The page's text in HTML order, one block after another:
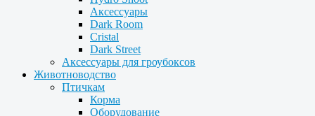
Аксессуары
Dark Room
Cristal
Dark Street
Аксессуары для гроубоксов
Животноводство
Птичкам
Корма
Оборудование